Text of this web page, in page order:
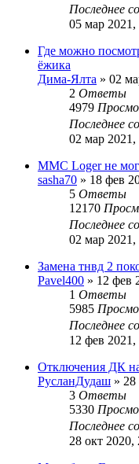
Последнее
05 мар 2021,
Где можно
ёжика
Дима-Ялта » 02
2 Ответы
4979
Последнее
02 мар 2021,
MMC Loger не
sasha70 » 18 фев
5 Ответы
12170
Последнее
02 мар 2021,
Замена тнвд 2
Pavel400 » 12 фев
1 Ответы
5985
Последнее
12 фев 2021,
Отключения ДК
РусланДудаш » 28
3 Ответы
5330
Последнее
28 окт 2020,